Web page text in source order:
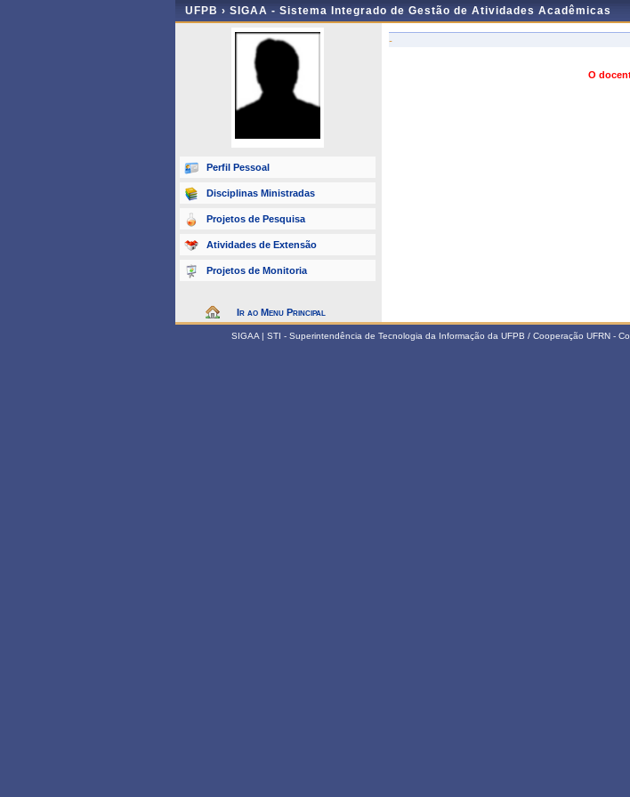
UFPB › SIGAA - Sistema Integrado de Gestão de Atividades Acadêmicas
Perfil Pessoal
Disciplinas Ministradas
Projetos de Pesquisa
Atividades de Extensão
Projetos de Monitoria
Ir ao Menu Principal
-
O
SIGAA | STI - Superintendência de Tecnologia da Informação da UFPB / Cooperação UFRN -